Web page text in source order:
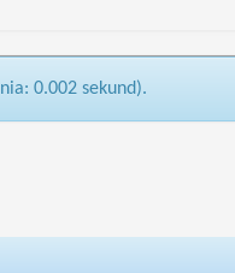
0.002 sekund).